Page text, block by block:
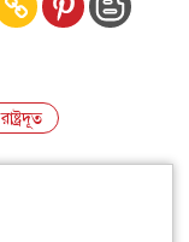
রাষ্ট্রদূত